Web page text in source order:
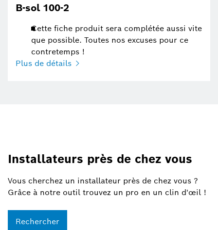
B-sol 100-2
Cette fiche produit sera complétée aussi vite
que possible. Toutes nos excuses pour ce
contretemps !
Plus de détails
Installateurs près de chez vous
Vous cherchez un installateur près de chez vous ?
Grâce à notre outil trouvez un pro en un clin d'œil !
Rechercher